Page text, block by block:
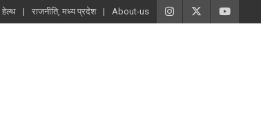
हेल्थ राजनीति, मध्य प्रदेश About-us